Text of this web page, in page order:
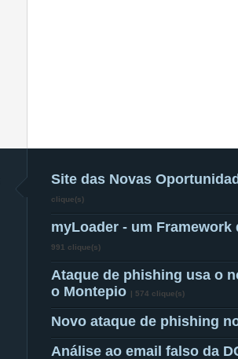
Site das Novas
clique(s)
myLoader - um
991 clique(s)
Ataque de phishing usa o
o Montepio | 574 clique(s)
Novo ataque de phishing
Análise ao email falso da